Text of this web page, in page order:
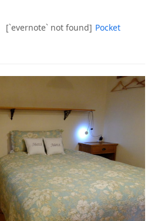
[`evernote` not found] Pocket